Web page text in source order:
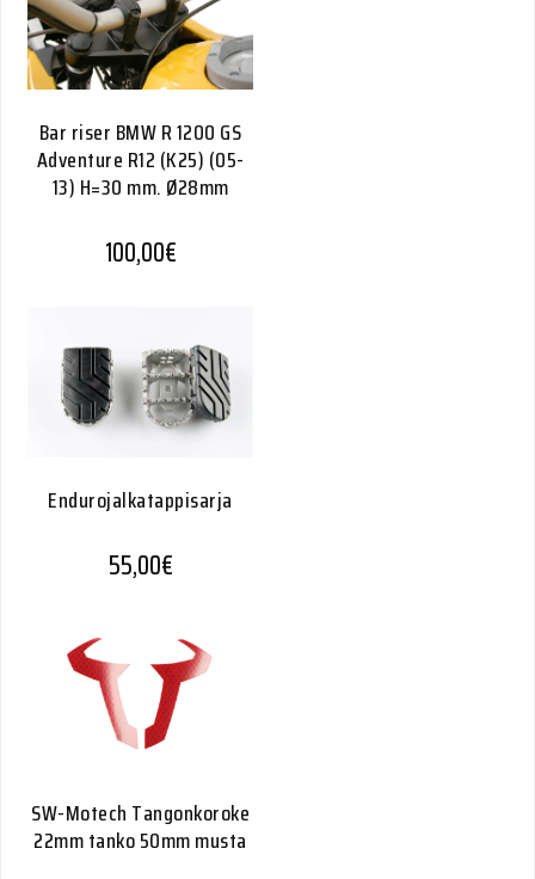
Bar riser BMW R 1200 GS
Adventure R12 (K25) (05-
13) H=30 mm. Ø28mm
100,00€
Endurojalkatappisarja
55,00€
SW-Motech Tangonkoroke
22mm tanko 50mm musta